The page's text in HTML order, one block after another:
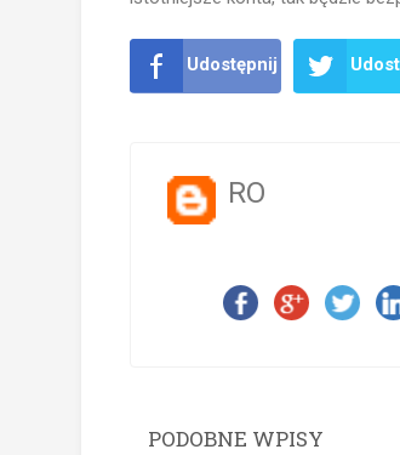
Udostępnij
RO
PODOBNE WPISY